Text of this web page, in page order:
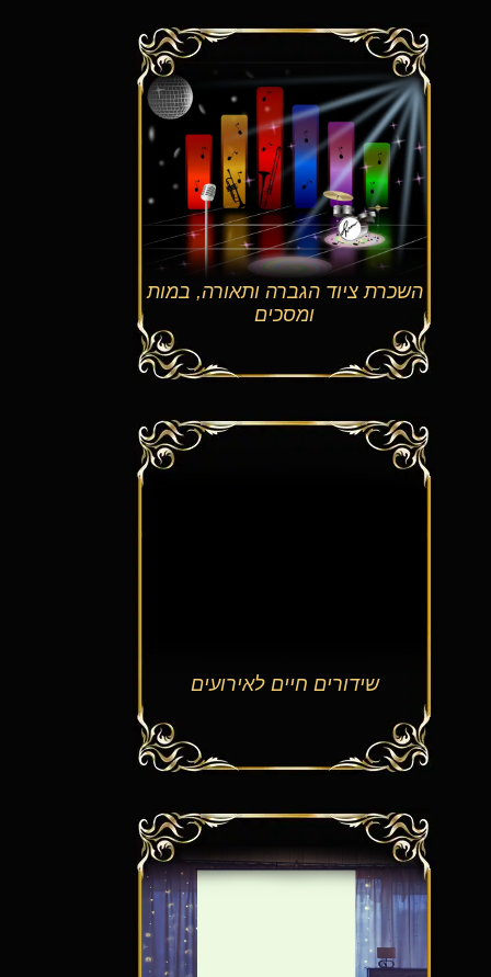
השכרת ציוד הגברה ותאורה, במות
ומסכים
שידורים חיים לאירועים